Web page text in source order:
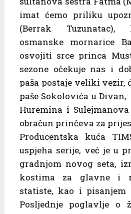
imat ćemo priliku
(Berrak Tuzunatac),
osmanske mornarice
osvojiti srce princa
sezone očekuje nas i
paša postaje veliki vezir,
paše Sokolovića u Divan,
Huremina i
obračun prinčeva za
Producentska kuća
uspjeha serije, već je u
gradnjom novog seta,
kostima za glavne i
statiste, kao i pisanjem
Posljednje poglavlje o